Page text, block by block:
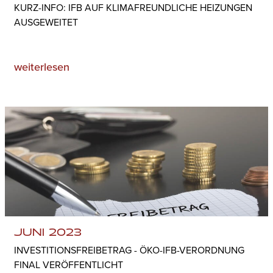
KURZ-INFO: IFB AUF KLIMAFREUNDLICHE HEIZUNGEN
AUSGEWEITET
weiterlesen
JUNI 2023
INVESTITIONSFREIBETRAG - ÖKO-IFB-VERORDNUNG
FINAL VERÖFFENTLICHT